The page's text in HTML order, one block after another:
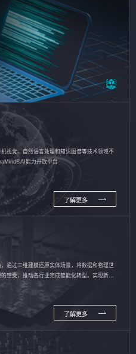
视觉、自然语言处理和知识图谱等技术领域不
能力开放平台
了解更多
通过三维建模还原实体场景，将数据和物理世
感受，推动各行业完成智能化转型，实现新旧
了解更多